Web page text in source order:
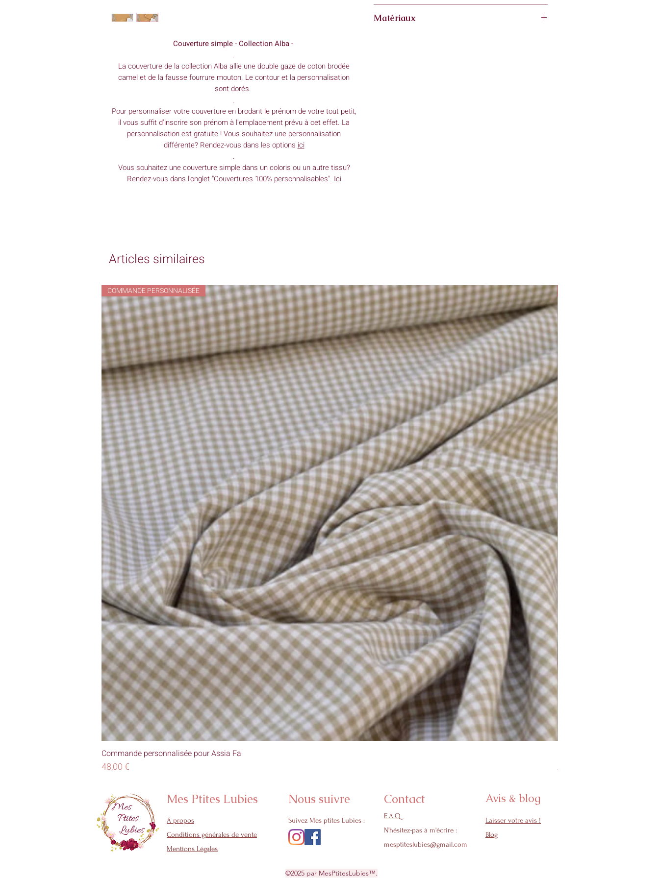
Couverture simple - Collection Alba -
.
La couverture de la collectionAlba allie une double gaze de coton brodée
camel et de la fausse fourrure mouton. Le contour et la personnalisation
sont dorés.
.
Pour personnaliser votre couverture en brodant le prénom de votre tout petit,
il vous suffit d'inscrire son prénom à l'emplacement prévu à cet effet. La
personnalisation est gratuite ! Vous souhaitez une personnalisation
différente? Rendez-vous dans les options ici
.
Vous souhaitez une couverture simple dans un coloris ou un autre tissu?
Rendez-vous dans l'onglet "Couvertures 100% personnalisables". Ici
peuvent varier très légèrement.
Essorage: doux
Matériaux
Articles similaires
COMMANDE PERSONNALISÉE
Commande personnalisée pour Assia Fa
Prix
48,00 € À partir de
Prix promotionnel
Mes Ptites Lubies
À propos
Conditions générales de vente
Mentions Légales
Nous suivre
Suivez Mes ptites Lubies :
Contact
F..A.Q
N'hésitez-pas à m'écrire :
mesptiteslubies@gmail.com
Avis & blog
Laisser votre avis !
Blog
©2025 par MesPtitesLubies™.